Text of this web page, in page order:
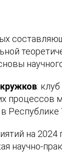
:
процессов
Республике
на 2024
научно-